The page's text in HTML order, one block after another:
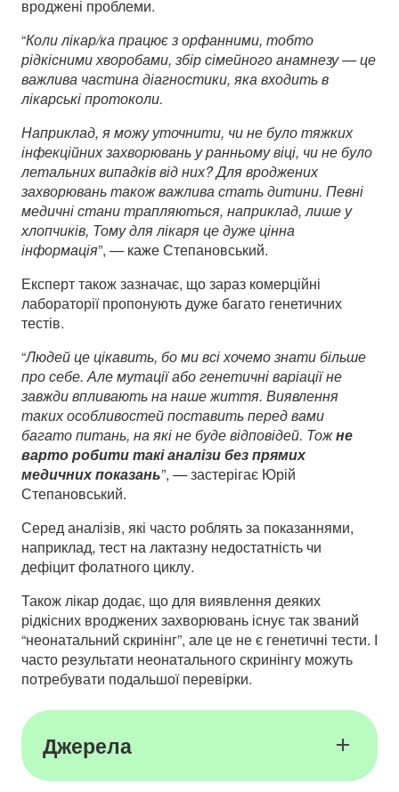
вроджені проблеми.
“Коли лікар/ка працює з орфанними, тобто
рідкісними хворобами, збір сімейного анамнезу — це
важлива частина діагностики, яка входить в
лікарські протоколи.
Наприклад, я можу уточнити, чи не було тяжких
інфекційних захворювань у ранньому віці, чи не було
летальних випадків від них? Для вроджених
захворювань також важлива стать дитини. Певні
медичні стани трапляються, наприклад, лише у
хлопчиків, Тому для лікаря це дуже цінна
інформація”, —каже Степановський.
Експерт також зазначає, що зараз комерційні
лабораторії пропонують дуже багато генетичних
тестів.
“Людей це цікавить, бо ми всі хочемо знати більше
про себе. Але мутації або генетичні варіації не
завжди впливають на наше життя. Виявлення
таких особливостей поставить перед вами
багато питань, на які не буде відповідей. Тожне
варто робити такі аналізи без прямих
медичних показань”, —застерігає Юрій
Степановський.
Серед аналізів, які часто роблять за показаннями,
наприклад, тест на лактазну недостатність чи
дефіцит фолатного циклу.
Також лікар додає, що для виявлення деяких
рідкісних вроджених захворювань існує так званий
“неонатальний скринінг”, але це не є генетичні тести. І
часто результати неонатального скринінгу можуть
потребувати подальшої перевірки.
Джерела